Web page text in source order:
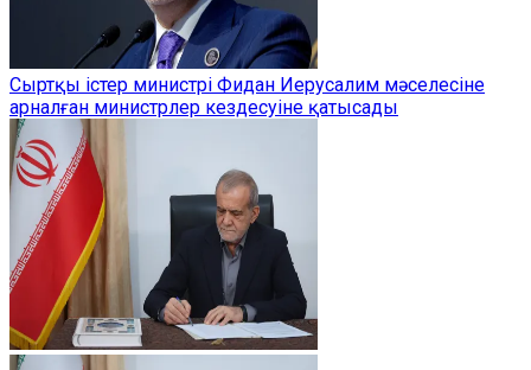
Сыртқы істер министрі Фидан Иерусалим мәселесіне
арналған министрлер кездесуіне қатысады